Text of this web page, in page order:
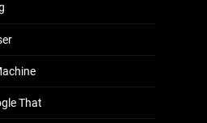
That